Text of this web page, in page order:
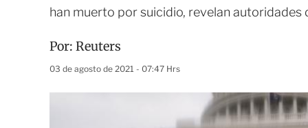
han muerto por suicidio, revelan autoridades
Por: Reuters
03 de agosto de 2021 - 07:47 Hrs